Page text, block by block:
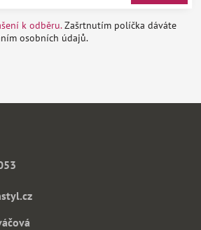
k odběru.Zašrtnutím políčka dáváte
osobních údajů.